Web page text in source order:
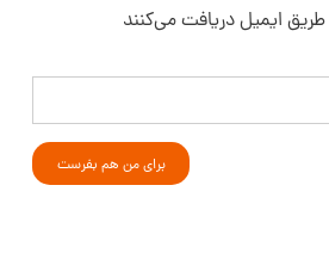
ایمیل دریافت می‌کنند